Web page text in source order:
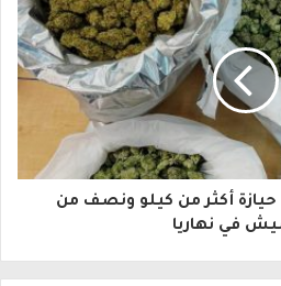
أكثر من كيلو ونصف من
في نهاريا